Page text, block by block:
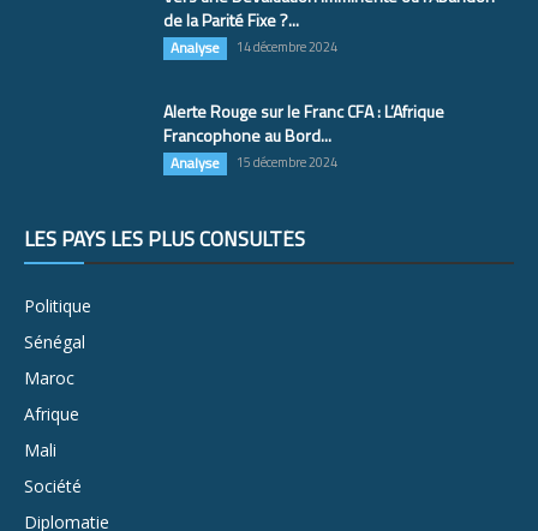
de la Parité Fixe ?...
Analyse 14 décembre 2024
Alerte Rouge sur le Franc CFA : L’Afrique
Francophone au Bord...
Analyse 15 décembre 2024
LES PAYS LES PLUS CONSULTÉS
Politique
Sénégal
Maroc
Afrique
Mali
Société
Diplomatie